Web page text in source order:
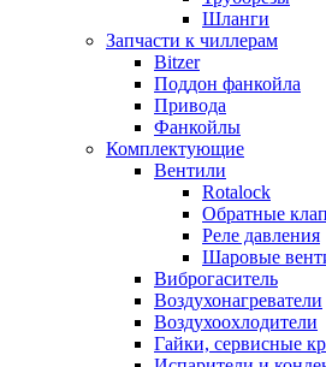
Шланги
Запчасти к чиллерам
Bitzer
Поддон фанкойла
Привода
Фанкойлы
Комплектующие
Вентили
Rotalock
Обратные
Реле давления
Шаровые
Виброгаситель
Воздухонагреватели
Воздухоохлодители
Гайки, сервисные